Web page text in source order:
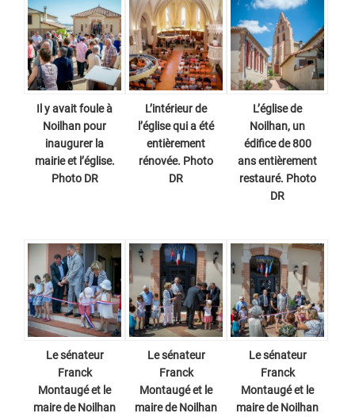
Il y avait foule à
Noilhan pour
inaugurer la
mairie et l’église.
Photo DR
L’intérieur de
l’église qui a été
entièrement
rénovée. Photo
DR
L’église de
Noilhan, un
édifice de 800
ans entièrement
restauré. Photo
DR
Le sénateur
Franck
Montaugé et le
maire de Noilhan
Le sénateur
Franck
Montaugé et le
maire de Noilhan
Le sénateur
Franck
Montaugé et le
maire de Noilhan